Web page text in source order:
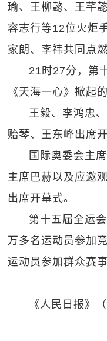
瑜、王柳懿、王芊
容志行等12位火炬
家朗、李祎共同点
21时27分，第
《天海一心》掀起
王毅、李鸿忠
贻琴、王东峰出席开
国际奥委会主
主席巴赫以及应邀
出席开幕式。
第十五届全运
万多名运动员参加
运动员参加群众赛事
《人民日报》